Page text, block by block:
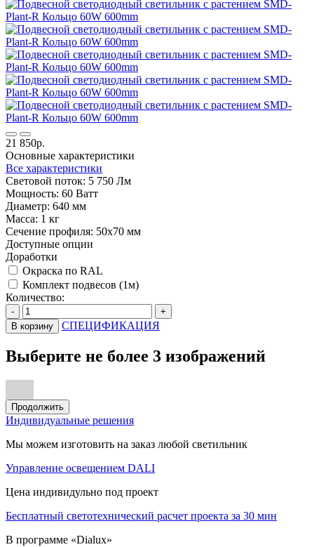
21 850р.
Основные характеристики
Все характеристики
Световой поток: 5 750 Лм
Мощность: 60 Ватт
Диаметр: 640 мм
Масса: 1 кг
Сечение профиля: 50х70 мм
Доступные опции
Доработки
Окраска по RAL
Комплект подвесов (1м)
Количество:
-
+
В корзину
СПЕЦИФИКАЦИЯ
Выберите не более 3 изображений
Продолжить
Индивидуальные решения
Мы можем изготовить на заказ любой светильник
Управление освещением DALI
Цена индивидульно под проект
Бесплатный светотехнический расчет проекта за 30 мин
В программе «Dialux»